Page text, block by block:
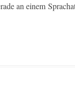
an einem